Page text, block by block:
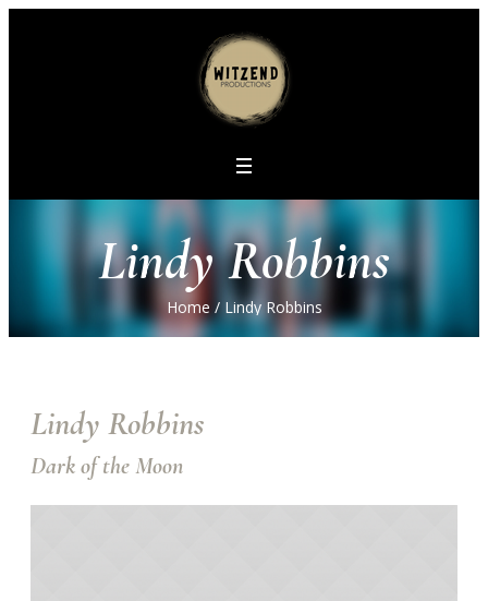
Lindy Robbins
Home / Lindy Robbins
Lindy Robbins
Dark of the Moon